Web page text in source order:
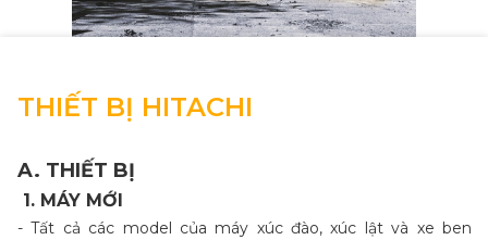
THIẾT BỊ HITACHI
A. THIẾT BỊ
1. MÁY MỚI
- Tất cả các model của máy xúc đào, xúc lật và xe ben